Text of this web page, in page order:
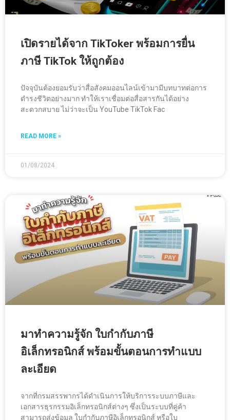
เปิดรายได้จาก TikToker พร้อมการยื่น
ภาษี TikTok ให้ถูกต้อง
ปัจจุบันต้องยอมรับว่าสื่อสังคมออนไลน์เข้ามามีบทบาทต่อการ
ดำรงชีวิตอย่างมาก ทำให้เราเชื่อมต่อสื่อสารกันได้อย่าง
สะดวกสบาย ไม่ว่าจะเป็น YouTube TikTok Fac
READ MORE »
01/08/2024
มาทำความรู้จัก ใบกำกับภาษี
อิเล็กทรอนิกส์ พร้อมขั้นตอนการทำแบบ
ละเอียด
จากที่กรมสรรพากรได้ดำเนินการให้บริการระบบภาษีและ
เอกสารธุรกรรมอิเล็กทรอนิกส์ต่างๆ ซึ่งเป็นระบบที่คู่ค้า
สามารถส่งข้อมูล ใบกำกับภาษีอิเล็กทรอนิกส์ หรือใบ